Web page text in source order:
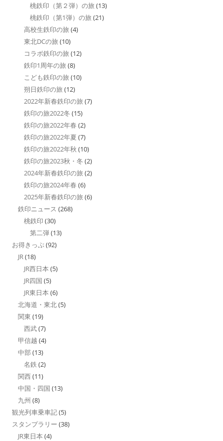
桃鉄印（第２弾）の旅 (13)
桃鉄印（第1弾）の旅 (21)
高校生鉄印の旅 (4)
東北DCの旅 (10)
コラボ鉄印の旅 (12)
鉄印1周年の旅 (8)
こども鉄印の旅 (10)
朔日鉄印の旅 (12)
2022年新春鉄印の旅 (7)
鉄印の旅2022冬 (15)
鉄印の旅2022年春 (2)
鉄印の旅2022年夏 (7)
鉄印の旅2022年秋 (10)
鉄印の旅2023秋・冬 (2)
2024年新春鉄印の旅 (2)
鉄印の旅2024年春 (6)
2025年新春鉄印の旅 (6)
鉄印ニュース (268)
桃鉄印 (30)
第二弾(13)
お得きっぷ(92)
JR(18)
JR西日本 (5)
JR四国 (5)
JR東日本 (6)
北海道・東北(5)
関東 (19)
西武(7)
甲信越 (4)
中部 (13)
名鉄 (2)
関西(11)
中国・四国 (13)
九州 (8)
観光列車乗車記(5)
スタンプラリー (38)
JR東日本 (4)